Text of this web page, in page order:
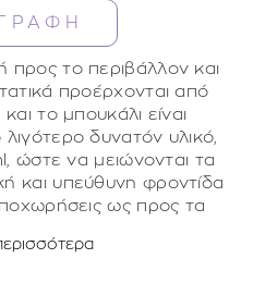
προς το περιβάλλον και
προέρχονται από
το μπουκάλι είναι
δυνατόν υλικό,
ώστε να μειώνονται τα
και υπεύθυνη φροντίδα
ως προς τα
οξύ είναι το πιο